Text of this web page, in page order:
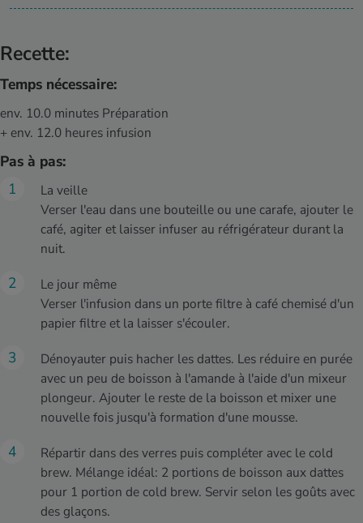
Recette:
Temps nécessaire:
env. 10.0 minutes Préparation
+ env. 12.0 heures infusion
Pas à pas:
La veille
Verser l'eau dans une bouteille ou une carafe, ajouter le
café, agiter et laisser infuser au réfrigérateur durant la
nuit.
Le jour même
Verser l'infusion dans un porte filtre à café chemisé d'un
papier filtre et la laisser s'écouler.
Dénoyauter puis hacher les dattes. Les réduire en purée
avec un peu de boisson à l'amande à l'aide d'un mixeur
plongeur. Ajouter le reste de la boisson et mixer une
nouvelle fois jusqu'à formation d'une mousse.
Répartir dans des verres puis compléter avec le cold
brew. Mélange idéal: 2 portions de boisson aux dattes
pour 1 portion de cold brew. Servir selon les goûts avec
des glaçons.